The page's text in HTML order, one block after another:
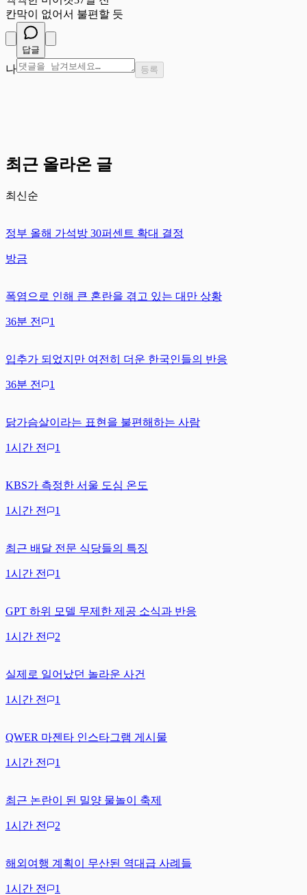
칸막이 없어서 불편할 듯
답글
나 등록
최근 올라온 글
최신순
정부 올해 가석방 30퍼센트 확대 결정
방금
폭염으로 인해 큰 혼란을 겪고 있는 대만 상황
36분 전 1
입추가 되었지만 여전히 더운 한국인들의 반응
36분 전 1
닭가슴살이라는 표현을 불편해하는 사람
1시간 전 1
KBS가 측정한 서울 도심 온도
1시간 전 1
최근 배달 전문 식당들의 특징
1시간 전 1
GPT 하위 모델 무제한 제공 소식과 반응
1시간 전 2
실제로 일어났던 놀라운 사건
1시간 전 1
QWER 마젠타 인스타그램 게시물
1시간 전 1
최근 논란이 된 밀양 물놀이 축제
1시간 전 2
해외여행 계획이 무산된 역대급 사례들
1시간 전 1